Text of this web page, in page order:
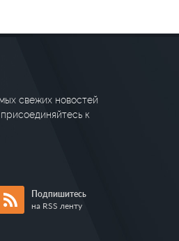
свежих новостей
к
Подпишитесь
на RSS ленту